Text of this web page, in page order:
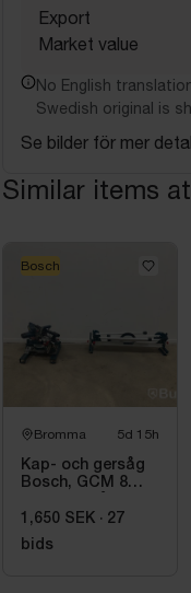
Export
Market value
No English
Swedish original is
Se bilder för mer
Similar items
Bromma 5d 15h
Kap- och gersåg
Bosch, GCM 8
Bosch, GTA 2500
1,650 SEK · 27
bids
Bosch